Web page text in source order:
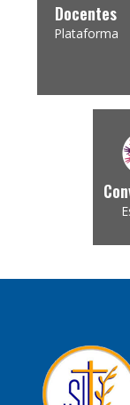
Docentes
Plataforma